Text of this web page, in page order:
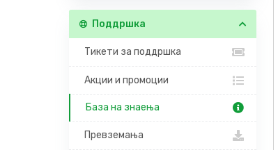
Поддршка
Тикети за поддршка
Акции и промоции
База на знаења
Превземања